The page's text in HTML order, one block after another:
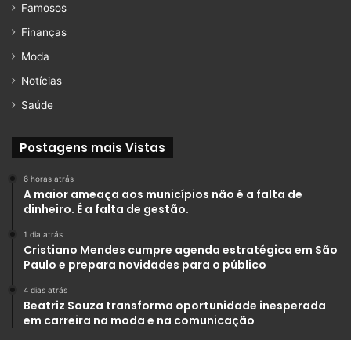
Famosos
Finanças
Moda
Notícias
Saúde
Postagens mais Vistas
6 horas atrás
A maior ameaça aos municípios não é a falta de
dinheiro. É a falta de gestão.
1 dia atrás
Cristiano Mendes cumpre agenda estratégica em São
Paulo e prepara novidades para o público
4 dias atrás
Beatriz Souza transforma oportunidade inesperada
em carreira na moda e na comunicação